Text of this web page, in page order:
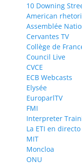
10 Downing
American
Assemblée
Cervantes TV
Collège de
Council Live
CVCE
ECB Webcasts
Elysée
EuroparlTV
FMI
Interpreter
La ETI en directo
MIT
Moncloa
ONU